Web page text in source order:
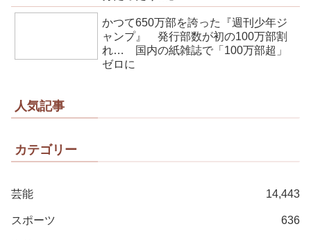
かつて650万部を誇った『週刊少年ジ
ャンプ』 発行部数が初の100万部割
れ… 国内の紙雑誌で「100万部超」
ゼロに
人気記事
カテゴリー
芸能 14,443
スポーツ 636